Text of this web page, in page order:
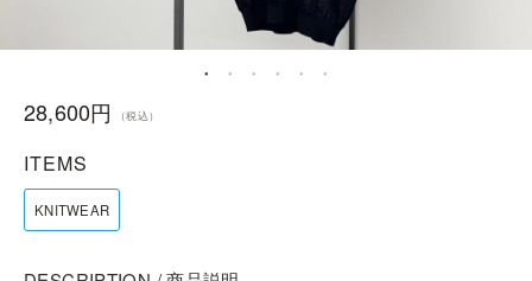
28,600円 （税込）
ITEMS
KNITWEAR